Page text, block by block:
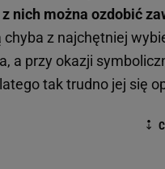
z nich można ozdobić
chyba z najchętniej
a przy okazji
tak trudno jej się